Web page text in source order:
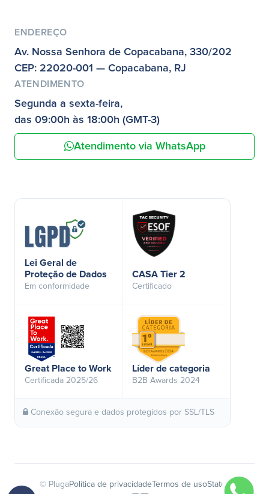
ENDEREÇO
Av. Nossa Senhora de Copacabana, 330/202
CEP: 22020-001 — Copacabana, RJ
ATENDIMENTO
Segunda a sexta-feira,
das 09:00h às 18:00h (GMT-3)
Atendimento via WhatsApp
Lei Geral de
Proteção de Dados
Em conformidade
CASA Tier 2
Certificado
Great Place to Work
Certificada 2025/26
Líder de categoria
B2B Awards 2024
Conexão segura e dados protegidos por SSL/TLS
© PlugaPolítica de privacidadeTermos de usoStatus